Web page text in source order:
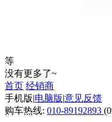
等
没有更多了~
首页 经销商
手机版|电脑版|意见反馈
购车热线: 010-89192893